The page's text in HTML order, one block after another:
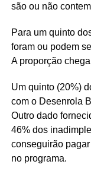
são ou não
Para um quinto
foram ou podem
A proporção
Um quinto (20%)
com o Desenrola
Outro dado
46% dos
conseguirão
no programa.